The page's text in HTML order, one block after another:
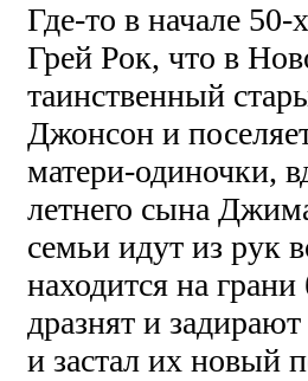
Где-то в начале
Грей Рок, что в
таинственный
Джонсон и
матери-одиночки,
летнего сына
семьи идут из рук
находится на
дразнят и
и застал их новый